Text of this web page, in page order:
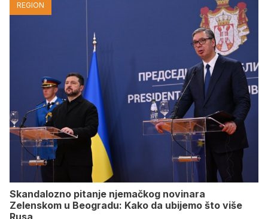
REGION
Skandalozno pitanje njemačkog novinara
Zelenskom u Beogradu: Kako da ubijemo što više
Rusa